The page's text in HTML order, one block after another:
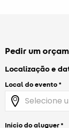
Pedir um
Localização e
Local do evento
Início do aluguer